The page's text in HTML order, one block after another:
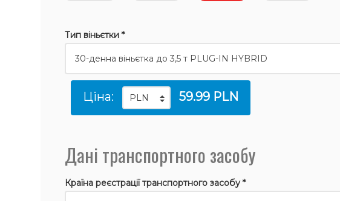
Тип віньєтки *
Ціна: 59.99 PLN
Дані транспортного засобу
Країна реєстрації транспортного засобу *